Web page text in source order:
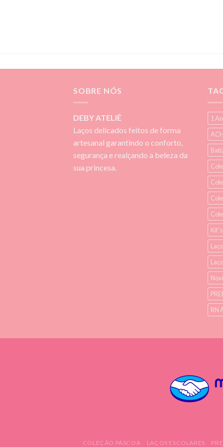
SOBRE NÓS
DEBY ATELIÊ
Laços delicados feitos de forma
artesanal garantindo o conforto,
segurança e realçando a beleza da
sua princesa.
1
RN
COLEÇÃO PÁSCOA LAÇOS ESCOLARES